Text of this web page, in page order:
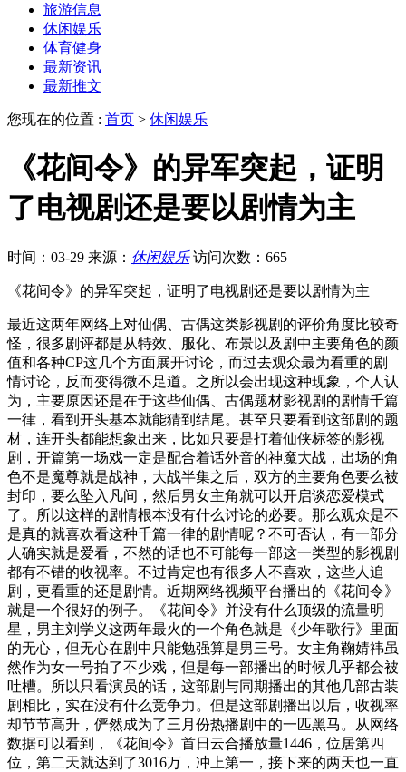
旅游信息
休闲娱乐
体育健身
最新资讯
最新推文
您现在的位置 : 首页 > 休闲娱乐
《花间令》的异军突起，证明
了电视剧还是要以剧情为主
时间：03-29 来源： 休闲娱乐 访问次数：665
《花间令》的异军突起，证明了电视剧还是要以剧情为主
最近这两年网络上对仙偶、古偶这类影视剧的评价角度比较奇
怪，很多剧评都是从特效、服化、布景以及剧中主要角色的颜
值和各种CP这几个方面展开讨论，而过去观众最为看重的剧
情讨论，反而变得微不足道。之所以会出现这种现象，个人认
为，主要原因还是在于这些仙偶、古偶题材影视剧的剧情千篇
一律，看到开头基本就能猜到结尾。甚至只要看到这部剧的题
材，连开头都能想象出来，比如只要是打着仙侠标签的影视
剧，开篇第一场戏一定是配合着话外音的神魔大战，出场的角
色不是魔尊就是战神，大战半集之后，双方的主要角色要么被
封印，要么坠入凡间，然后男女主角就可以开启谈恋爱模式
了。所以这样的剧情根本没有什么讨论的必要。那么观众是不
是真的就喜欢看这种千篇一律的剧情呢？不可否认，有一部分
人确实就是爱看，不然的话也不可能每一部这一类型的影视剧
都有不错的收视率。不过肯定也有很多人不喜欢，这些人追
剧，更看重的还是剧情。近期网络视频平台播出的《花间令》
就是一个很好的例子。《花间令》并没有什么顶级的流量明
星，男主刘学义这两年最火的一个角色就是《少年歌行》里面
的无心，但无心在剧中只能勉强算是男三号。女主角鞠婧祎虽
然作为女一号拍了不少戏，但是每一部播出的时候几乎都会被
吐槽。所以只看演员的话，这部剧与同期播出的其他几部古装
剧相比，实在没有什么竞争力。但是这部剧播出以后，收视率
却节节高升，俨然成为了三月份热播剧中的一匹黑马。从网络
数据可以看到，《花间令》首日云合播放量1446，位居第四
位，第二天就达到了3016万，冲上第一，接下来的两天也一直